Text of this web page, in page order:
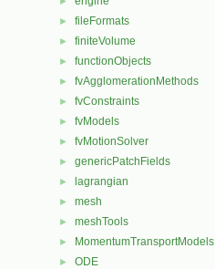
► fileFormats
► finiteVolume
► functionObjects
► fvAgglomerationMethods
► fvConstraints
► fvModels
► fvMotionSolver
► genericPatchFields
► lagrangian
► mesh
► meshTools
► MomentumTransportModels
► ODE